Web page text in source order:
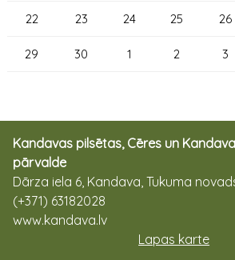
22 23 24 25 26
29 30 1 2 3
Kandavas pilsētas, Cēres un
pārvalde
Dārza iela 6, Kandava, Tukuma
(+371) 63182028
www.kandava.lv
Lapas karte